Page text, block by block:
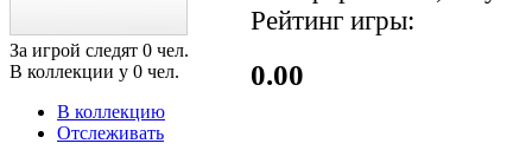
За игрой следят 0 чел.
В коллекции у 0 чел.
В коллекцию
Отслеживать
Рейтинг игры:
0.00